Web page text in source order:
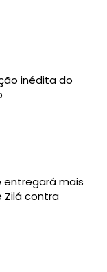
inédita do
entregará mais
Zilá contra